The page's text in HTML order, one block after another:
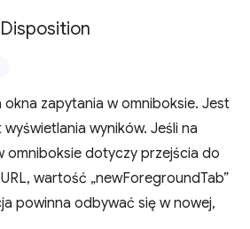
Disposition
zapytania w omniboksie. Jest
wyników. Jeśli na
omniboksie dotyczy przejścia do
wartość „newForegroundTab”
powinna odbywać się w nowej,